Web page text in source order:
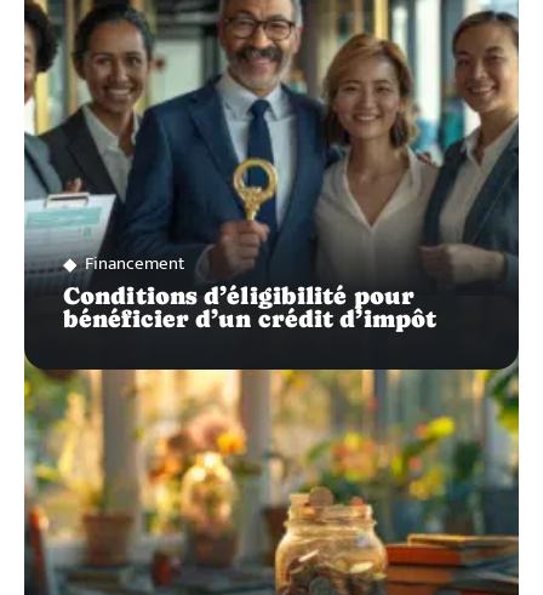
Financement
Conditions d’éligibilité pour
bénéficier d’un crédit d’impôt